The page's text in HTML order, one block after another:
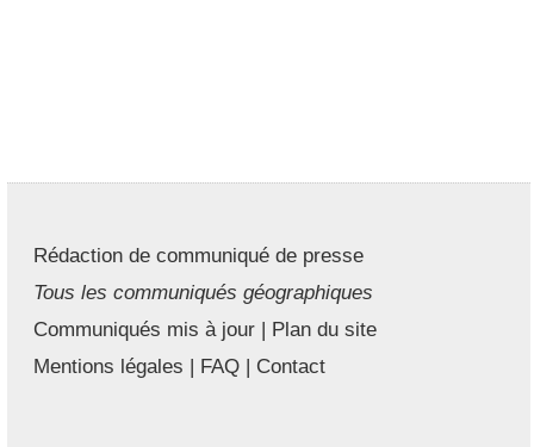
Rédaction de communiqué de presse
Tous les communiqués géographiques
Communiqués mis à jour | Plan du site
Mentions légales | FAQ | Contact